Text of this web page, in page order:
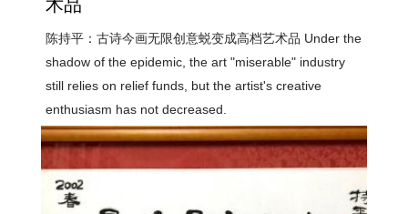
术品
陈持平：古诗今画无限创意蜕变成高档艺术品 Under the
shadow of the epidemic, the art "miserable" industry
still relies on relief funds, but the artist's creative
enthusiasm has not decreased.